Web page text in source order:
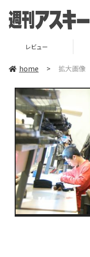
レビュー
home > 拡大画像